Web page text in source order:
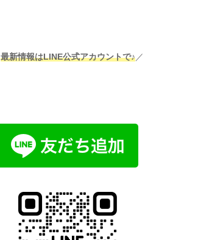
最新情報はLINE公式アカウントで♪／